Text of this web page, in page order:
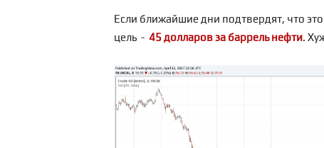
Если ближайшие дни подтвердят, что
цель - 45 долларов за баррель нефти.